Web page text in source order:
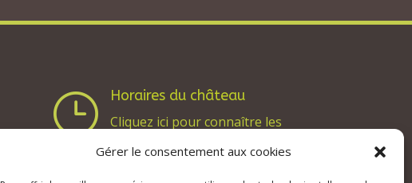
Gérer le consentement aux cookies
}
Horaires du château
Cliquez ici pour connaître les
horaires du château d’Aguilar